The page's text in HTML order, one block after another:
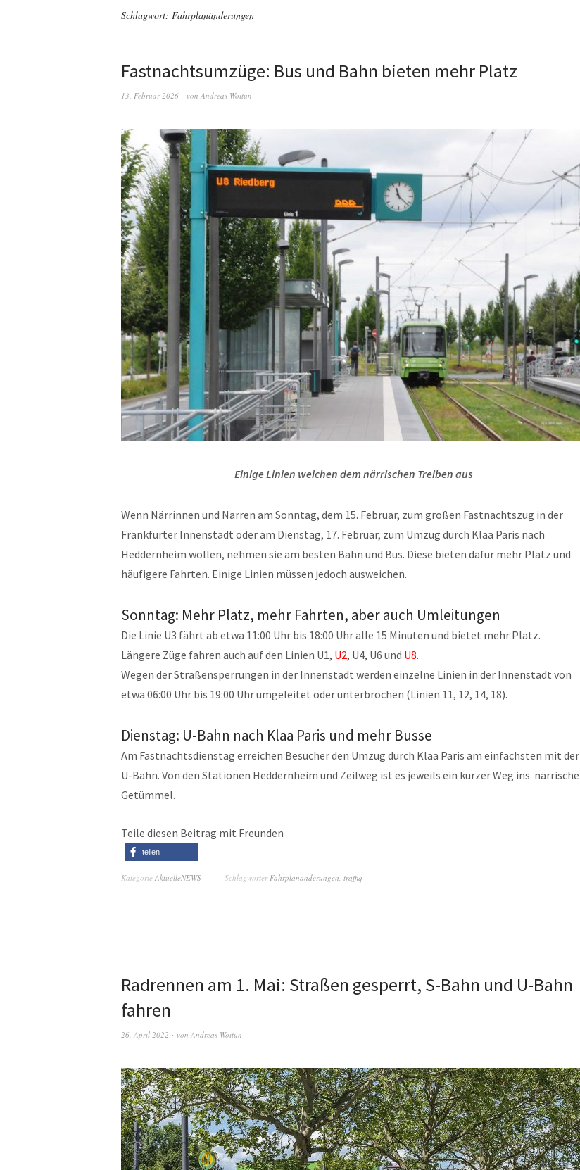
Schlagwort: Fahrplanänderungen
Fastnachtsumzüge: Bus und Bahn bieten mehr Platz
13. Februar 2026 von Andreas Woitun
Einige Linien weichen dem närrischen Treiben aus
Wenn Närrinnen und Narren am Sonntag, dem 15. Februar, zum großen Fastnachtszug in der
Frankfurter Innenstadt oder am Dienstag, 17. Februar, zum Umzug durch Klaa Paris nach
Heddernheim wollen, nehmen sie am besten Bahn und Bus. Diese bieten dafür mehr Platz und
häufigere Fahrten. Einige Linien müssen jedoch ausweichen.
Sonntag: Mehr Platz, mehr Fahrten, aber auch Umleitungen
Die Linie U3 fährt ab etwa 11:00 Uhr bis 18:00 Uhr alle 15 Minuten und bietet mehr Platz.
Längere Züge fahren auch auf den Linien U1, U2, U4, U6 und U8.
Wegen der Straßensperrungen in der Innenstadt werden einzelne Linien in der Innenstadt von
etwa 06:00 Uhr bis 19:00 Uhr umgeleitet oder unterbrochen (Linien 11, 12, 14, 18).
Dienstag: U-Bahn nach Klaa Paris und mehr Busse
Am Fastnachtsdienstag erreichen Besucher den Umzug durch Klaa Paris am einfachsten mit der
U-Bahn. Von den Stationen Heddernheim und Zeilweg ist es jeweils ein kurzer Weg ins närrische
Getümmel.
Teile diesen Beitrag mit Freunden
teilen
Kategorie AktuelleNEWS SchlagwörterFahrplanänderungen, traffiq
Radrennen am 1. Mai: Straßen gesperrt, S-Bahn und U-Bahn
fahren
26. April 2022 von Andreas Woitun